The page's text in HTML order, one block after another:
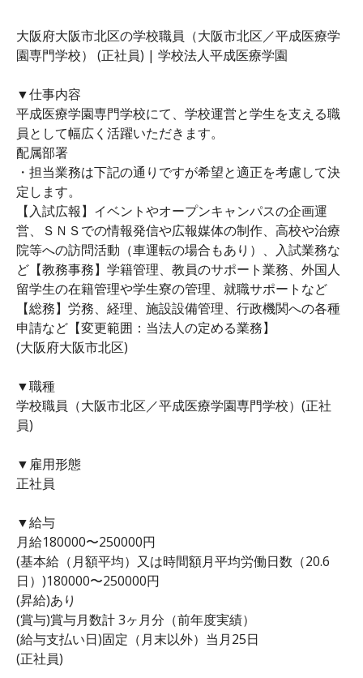
大阪府大阪市北区の学校職員（大阪市北区／平成医療学
園専門学校） (正社員) | 学校法人平成医療学園
▼仕事内容
平成医療学園専門学校にて、学校運営と学生を支える職
員として幅広く活躍いただきます。
配属部署
・担当業務は下記の通りですが希望と適正を考慮して決
定します。
【入試広報】イベントやオープンキャンパスの企画運
営、ＳＮＳでの情報発信や広報媒体の制作、高校や治療
院等への訪問活動（車運転の場合もあり）、入試業務な
ど【教務事務】学籍管理、教員のサポート業務、外国人
留学生の在籍管理や学生寮の管理、就職サポートなど
【総務】労務、経理、施設設備管理、行政機関への各種
申請など【変更範囲：当法人の定める業務】
(大阪府大阪市北区)
▼職種
学校職員（大阪市北区／平成医療学園専門学校）(正社
員)
▼雇用形態
正社員
▼給与
月給180000〜250000円
(基本給（月額平均）又は時間額月平均労働日数（20.6
日）)180000〜250000円
(昇給)あり
(賞与)賞与月数計 3ヶ月分（前年度実績）
(給与支払い日)固定（月末以外）当月25日
(正社員)